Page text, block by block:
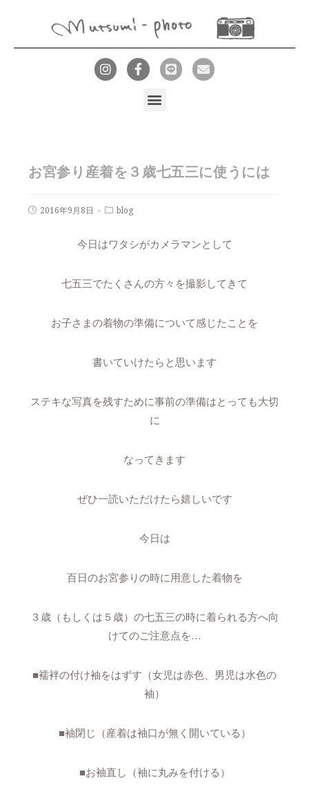
お宮参り産着を３歳七五三に使うには
2016年9月8日 blog
今日はワタシがカメラマンとして
七五三でたくさんの方々を撮影してきて
お子さまの着物の準備について感じたことを
書いていけたらと思います
ステキな写真を残すために事前の準備はとっても大切
に
なってきます
ぜひ一読いただけたら嬉しいです
今日は
百日のお宮参りの時に用意した着物を
３歳（もしくは５歳）の七五三の時に着られる方へ向
けてのご注意点を…
■襦袢の付け袖をはずす（女児は赤色、男児は水色の
袖）
■袖閉じ（産着は袖口が無く開いている）
■お袖直し（袖に丸みを付ける）